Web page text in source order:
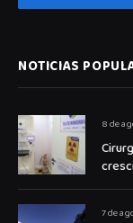
NOTICIAS
8 de
7 de